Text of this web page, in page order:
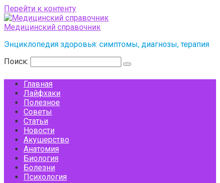
Перейти к контенту
Медицинский справочник
Энциклопедия здоровья: симптомы, диагнозы, терапия
Поиск:
Главная
Лайфхаки
Полезное
Советы
Статьи
Новости
Акушерство
Анатомия
Биология
Болезни
Психология